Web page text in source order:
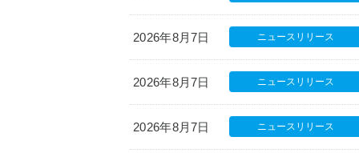
2026年8月7日 ニュースリリース
2026年8月7日 ニュースリリース
2026年8月7日 ニュースリリース